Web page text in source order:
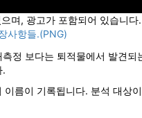
며, 광고가 포함되어 있습니다.
사항들.(PNG)
정 보다는 퇴적물에서 발견
.
름이 기록됩니다. 분석 대상